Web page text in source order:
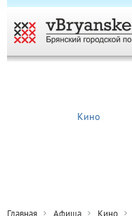
Кино
Главная Афиша Кино